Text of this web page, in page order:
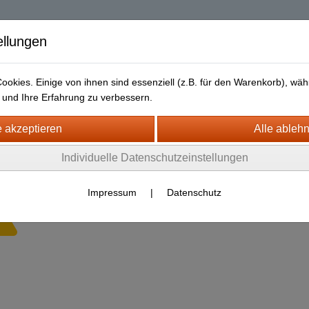
Diablo 2
Liefer- und Versandkosten Widerrufsrecht
Einige von ihnen sind essenziell (z.B. für den Warenkorb),
Ihre Erfahrung zu verbessern.
Individuelle Datenschutzeinstellungen
Impressum | Datenschutz